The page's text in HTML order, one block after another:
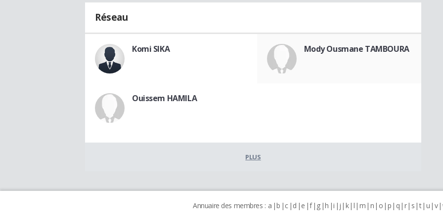
Réseau
Komi SIKA Mody Ousmane TAMBOURA
Ouissem HAMILA
PLUS
Annuaire des membres : a b c d e f g h i j k l m n o p q r s t u v